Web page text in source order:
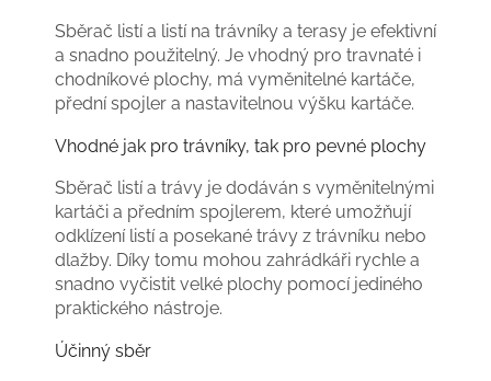
Sběrač listí a listí na trávníky a terasy je efektivní
a snadno použitelný. Je vhodný pro travnaté i
chodníkové plochy, má vyměnitelné kartáče,
přední spojler a nastavitelnou výšku kartáče.
Vhodné jak pro trávníky, tak pro pevné plochy
Sběrač listí a trávy je dodáván s vyměnitelnými
kartáči a předním spojlerem, které umožňují
odklízení listí a posekané trávy z trávníku nebo
dlažby. Díky tomu mohou zahrádkáři rychle a
snadno vyčistit velké plochy pomocí jediného
praktického nástroje.
Účinný sběr